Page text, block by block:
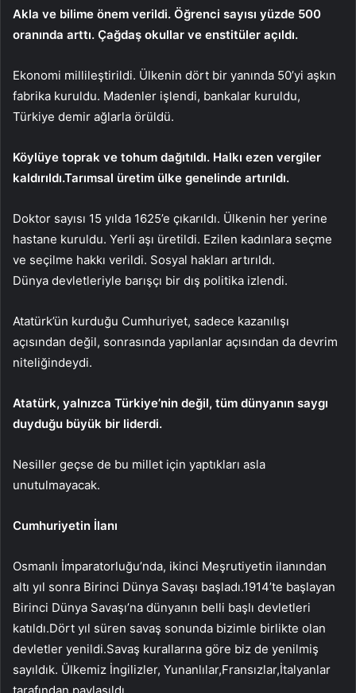
Akla ve bilime önem verildi. Öğrenci sayısı yüzde 500
oranında arttı. Çağdaş okullar ve enstitüler açıldı.
Ekonomi millileştirildi. Ülkenin dört bir yanında 50’yi aşkın
fabrika kuruldu. Madenler işlendi, bankalar kuruldu,
Türkiye demir ağlarla örüldü.
Köylüye toprak ve tohum dağıtıldı. Halkı ezen vergiler
kaldırıldı.Tarımsal üretim ülke genelinde artırıldı.
Doktor sayısı 15 yılda 1625’e çıkarıldı. Ülkenin her yerine
hastane kuruldu. Yerli aşı üretildi. Ezilen kadınlara seçme
ve seçilme hakkı verildi. Sosyal hakları artırıldı.
Dünya devletleriyle barışçı bir dış politika izlendi.
Atatürk’ün kurduğu Cumhuriyet, sadece kazanılışı
açısından değil, sonrasında yapılanlar açısından da devrim
niteliğindeydi.
Atatürk, yalnızca Türkiye’nin değil, tüm dünyanın saygı
duyduğu büyük bir liderdi.
Nesiller geçse de bu millet için yaptıkları asla
unutulmayacak.
Cumhuriyetin İlanı
Osmanlı İmparatorluğu’nda, ikinci Meşrutiyetin ilanından
altı yıl sonra Birinci Dünya Savaşı başladı.1914’te başlayan
Birinci Dünya Savaşı’na dünyanın belli başlı devletleri
katıldı.Dört yıl süren savaş sonunda bizimle birlikte olan
devletler yenildi.Savaş kurallarına göre biz de yenilmiş
sayıldık. Ülkemiz İngilizler, Yunanlılar,Fransızlar,İtalyanlar